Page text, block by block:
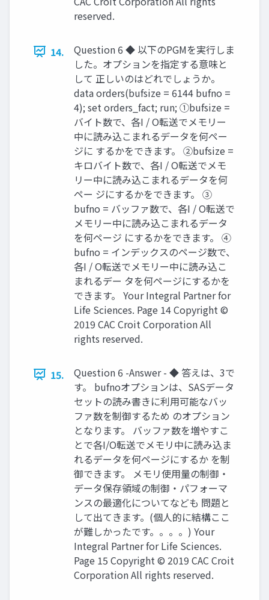
reserved.
14.
Question 6 ◆ 以下のPGMを実行しま
した。オプションを指定する意味と
して 正しいのはどれでしょうか。
data orders(bufsize = 6144 bufno =
4); set orders_fact; run; ①bufsize =
バイト数で、各I / O転送でメモリー
中に読み込こまれるデータを何ペー
ジに するかをできます。 ②bufsize =
キロバイト数で、各I / O転送でメモ
リー中に読み込こまれるデータを何
ペー ジにするかをできます。 ③
bufno = バッファ数で、各I / O転送で
メモリー中に読み込こまれるデータ
を何ページ にするかをできます。 ④
bufno = インデックスのページ数で、
各I / O転送でメモリー中に読み込こ
まれるデー タを何ページにするかを
できます。 Your Integral Partner for
Life Sciences. Page 14 Copyright ©
2019 CAC Croit Corporation All
rights reserved.
15.
Question 6 -Answer - ◆ 答えは、3で
す。 bufnoオプションは、SASデータ
セットの読み書きに利用可能なバッ
ファ数を制御するため のオプション
となります。 バッファ数を増やすこ
とで各I/O転送でメモリ中に読み込ま
れるデータを何ページにするか を制
御できます。 メモリ使用量の制御・
データ保存領域の制御・パフォーマ
ンスの最適化についてなども 問題と
して出てきます。(個人的に結構ここ
が難しかったです。。。。) Your
Integral Partner for Life Sciences.
Page 15 Copyright © 2019 CAC Croit
Corporation All rights reserved.